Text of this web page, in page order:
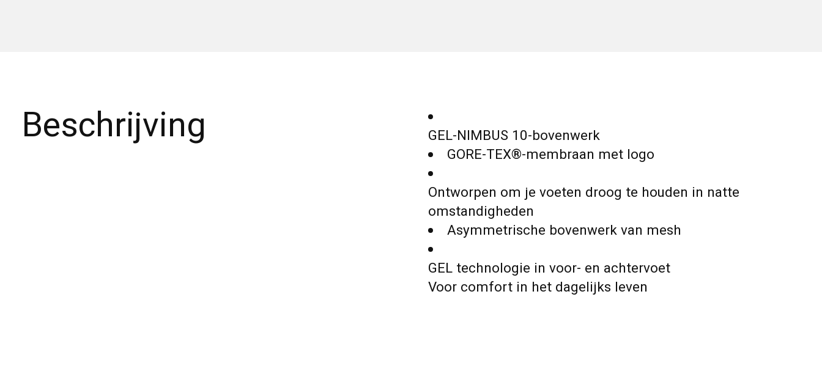
Beschrijving
GEL-NIMBUS 10-bovenwerk
GORE-TEX®-membraan met logo
Ontworpen om je voeten droog te houden in natte
omstandigheden
Asymmetrische bovenwerk van mesh
GEL technologie in voor- en achtervoet
Voor comfort in het dagelijks leven